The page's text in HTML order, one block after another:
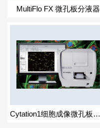
MultiFlo FX 微孔板分液器
Cytation1细胞成像微孔板检测仪